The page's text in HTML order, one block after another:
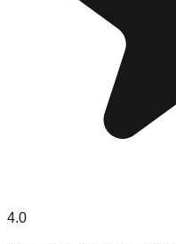
4.0